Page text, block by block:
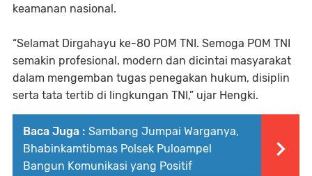
keamanan nasional.
“Selamat Dirgahayu ke-80 POM TNI. Semoga POM TNI
semakin profesional, modern dan dicintai masyarakat
dalam mengemban tugas penegakan hukum, disiplin
serta tata tertib di lingkungan TNI,” ujar Hengki.
Baca Juga : Sambang Jumpai Warganya,
Bhabinkamtibmas Polsek Puloampel
Bangun Komunikasi yang Positif